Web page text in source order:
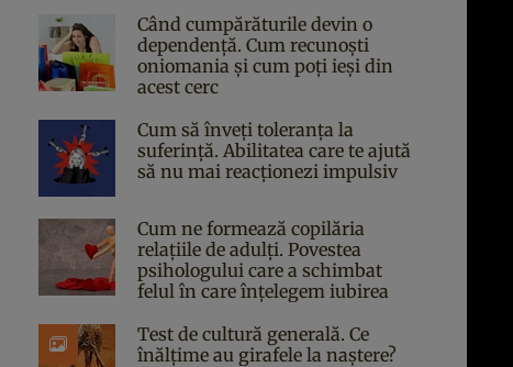
Când cumpărăturile devin o
dependență. Cum recunoști
oniomania și cum poți ieși din
acest cerc
Cum să înveți toleranța la
suferință. Abilitatea care te ajută
să nu mai reacționezi impulsiv
Cum ne formează copilăria
relațiile de adulți. Povestea
psihologului care a schimbat
felul în care înțelegem iubirea
Test de cultură generală. Ce
înălțime au girafele la naștere?